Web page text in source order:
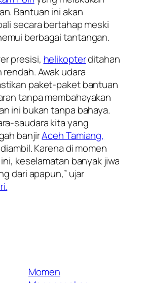
Bantuan ini akan
secara bertahap meski
berbagai tantangan.
presisi, helikopterditahan
Awak udara
paket-paket bantuan
tanpa membahayakan
ini bukan tanpa bahaya.
saudara kita yang
banjirAceh Tamiang,
Karena di momen
keselamatan banyak jiwa
dari apapun,” ujar
Momen